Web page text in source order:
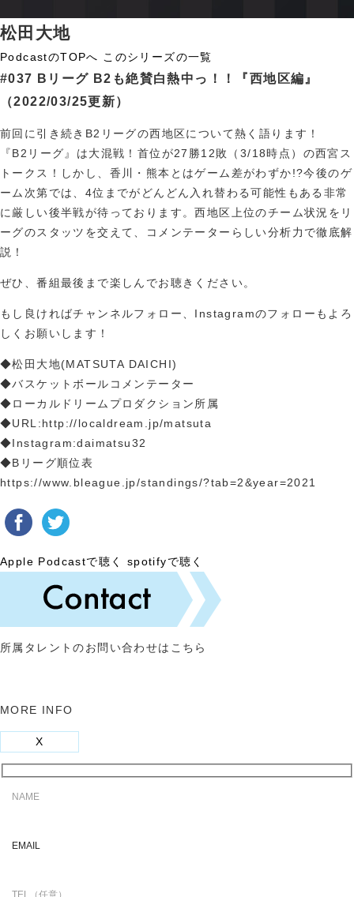
松田大地
PodcastのTOPへ このシリーズの一覧
#037 Bリーグ B2も絶賛白熱中っ！！『西地区編』
（2022/03/25更新）
前回に引き続きB2リーグの西地区について熱く語ります！
『B2リーグ』は大混戦！首位が27勝12敗（3/18時点）の西宮ス
トークス！しかし、香川・熊本とはゲーム差がわずか!?今後のゲ
ーム次第では、4位までがどんどん入れ替わる可能性もある非常
に厳しい後半戦が待っております。西地区上位のチーム状況をリ
ーグのスタッツを交えて、コメンテーターらしい分析力で徹底解
説！
ぜひ、番組最後まで楽しんでお聴きください。
もし良ければチャンネルフォロー、Instagramのフォローもよろ
しくお願いします！
◆松田大地(MATSUTA DAICHI)
◆バスケットボールコメンテーター
◆ローカルドリームプロダクション所属
◆URL:http://localdream.jp/matsuta
◆Instagram:daimatsu32
◆Bリーグ順位表
https://www.bleague.jp/standings/?tab=2&year=2021
Apple Podcastで聴く spotifyで聴く
所属タレントのお問い合わせはこちら
MORE INFO
X